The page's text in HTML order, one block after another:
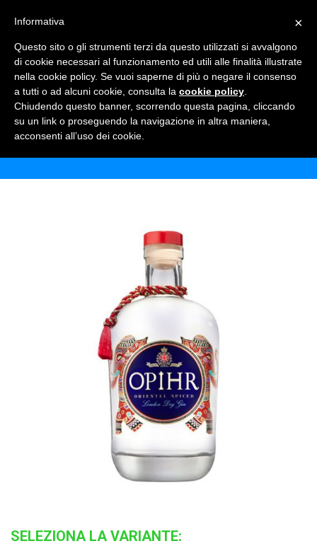
GIN OPIHR
Home Shop
SELEZIONA LA VARIANTE:
×
Informativa
Questo sito o gli strumenti terzi da questo utilizzati si avvalgono
di cookie necessari al funzionamento ed utili alle finalità illustrate
nella cookie policy. Se vuoi saperne di più o negare il consenso
a tutti o ad alcuni cookie, consulta la cookie policy
Chiudendo questo banner, scorrendo questa pagina, cliccando
su un link o proseguendo la navigazione in altra maniera,
acconsenti all’uso dei cookie.